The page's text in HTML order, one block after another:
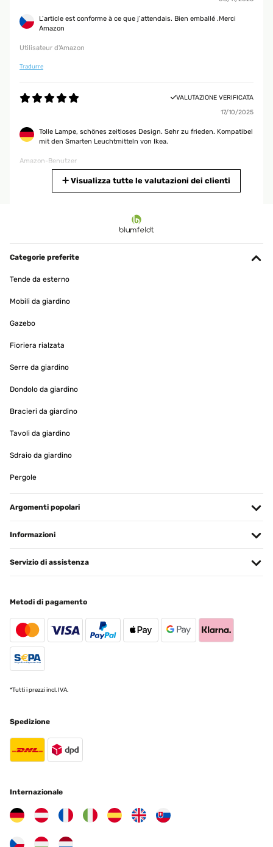
L’article est conforme à ce que j’attendais. Bien emballé .Merci
Amazon
Utilisateur d'Amazon
Tradurre
VALUTAZIONE VERIFICATA
17/10/2025
Tolle Lampe, schönes zeitloses Design. Sehr zu frieden. Kompatibel
mit den Smarten Leuchtmitteln von Ikea.
Amazon-Benutzer
LED‘s
Amazon-Benutzer
Amazon user
Amazon-Benutzer
Tradurre
Tradurre
Es mejor de lo que pensaba . Me encanta
Usuario/a de amazon
Visualizza tutte le valutazioni dei clienti
Categorie preferite
Tende da esterno
Mobili da giardino
Gazebo
Fioriera rialzata
Serre da giardino
Dondolo da giardino
Bracieri da giardino
Tavoli da giardino
Sdraio da giardino
Pergole
Argomenti popolari
Informazioni
Servizio di assistenza
Metodi di pagamento
*Tutti i prezzi incl. IVA.
Spedizione
Internazionale